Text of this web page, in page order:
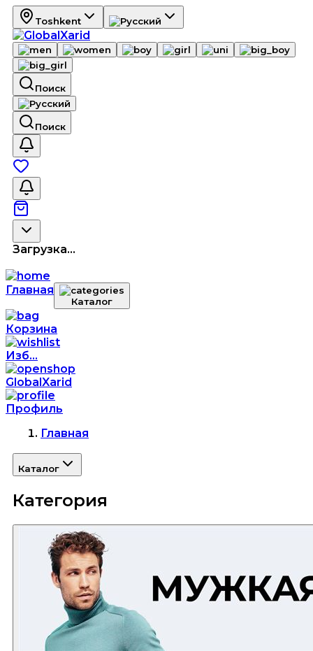
Toshkent
Поиск
Поиск
Загрузка...
Главная
Каталог
Корзина
Изб...
GlobalXarid
Профиль
Главная
Каталог
Категория